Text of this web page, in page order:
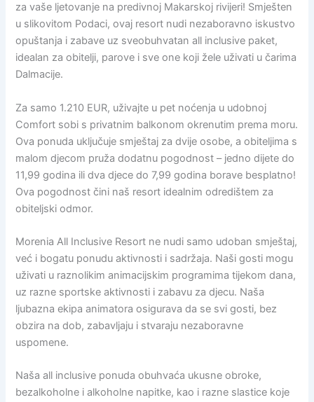
za vaše ljetovanje na predivnoj Makarskoj rivijeri! Smješten
u slikovitom Podaci, ovaj resort nudi nezaboravno iskustvo
opuštanja i zabave uz sveobuhvatan all inclusive paket,
idealan za obitelji, parove i sve one koji žele uživati u čarima
Dalmacije.
Za samo 1.210 EUR, uživajte u pet noćenja u udobnoj
Comfort sobi s privatnim balkonom okrenutim prema moru.
Ova ponuda uključuje smještaj za dvije osobe, a obiteljima s
malom djecom pruža dodatnu pogodnost – jedno dijete do
11,99 godina ili dva djece do 7,99 godina borave besplatno!
Ova pogodnost čini naš resort idealnim odredištem za
obiteljski odmor.
Morenia All Inclusive Resort ne nudi samo udoban smještaj,
već i bogatu ponudu aktivnosti i sadržaja. Naši gosti mogu
uživati u raznolikim animacijskim programima tijekom dana,
uz razne sportske aktivnosti i zabavu za djecu. Naša
ljubazna ekipa animatora osigurava da se svi gosti, bez
obzira na dob, zabavljaju i stvaraju nezaboravne
uspomene.
Naša all inclusive ponuda obuhvaća ukusne obroke,
bezalkoholne i alkoholne napitke, kao i razne slastice koje